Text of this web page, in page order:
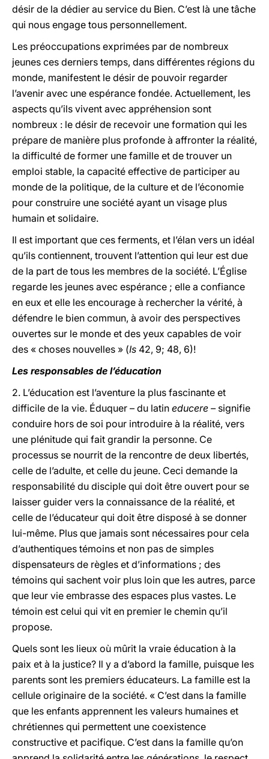
désir de la dédier au service du Bien. C’est là une tâche
qui nous engage tous personnellement.
Les préoccupations exprimées par de nombreux
jeunes ces derniers temps, dans différentes régions du
monde, manifestent le désir de pouvoir regarder
l’avenir avec une espérance fondée. Actuellement, les
aspects qu’ils vivent avec appréhension sont
nombreux : le désir de recevoir une formation qui les
prépare de manière plus profonde à affronter la réalité,
la difficulté de former une famille et de trouver un
emploi stable, la capacité effective de participer au
monde de la politique, de la culture et de l’économie
pour construire une société ayant un visage plus
humain et solidaire.
Il est important que ces ferments, et l’élan vers un idéal
qu’ils contiennent, trouvent l’attention qui leur est due
de la part de tous les membres de la société. L’Église
regarde les jeunes avec espérance ; elle a confiance
en eux et elle les encourage à rechercher la vérité, à
défendre le bien commun, à avoir des perspectives
ouvertes sur le monde et des yeux capables de voir
des « choses nouvelles » (Is 42, 9; 48, 6)!
Les responsables de l’éducation
2. L’éducation est l’aventure la plus fascinante et
difficile de la vie. Éduquer – du latin educere – signifie
conduire hors de soi pour introduire à la réalité, vers
une plénitude qui fait grandir la personne. Ce
processus se nourrit de la rencontre de deux libertés,
celle de l’adulte, et celle du jeune. Ceci demande la
responsabilité du disciple qui doit être ouvert pour se
laisser guider vers la connaissance de la réalité, et
celle de l’éducateur qui doit être disposé à se donner
lui-même. Plus que jamais sont nécessaires pour cela
d’authentiques témoins et non pas de simples
dispensateurs de règles et d’informations ; des
témoins qui sachent voir plus loin que les autres, parce
que leur vie embrasse des espaces plus vastes. Le
témoin est celui qui vit en premier le chemin qu’il
propose.
Quels sont les lieux où mûrit la vraie éducation à la
paix et à la justice? Il y a d’abord la famille, puisque les
parents sont les premiers éducateurs. La famille est la
cellule originaire de la société. « C’est dans la famille
que les enfants apprennent les valeurs humaines et
chrétiennes qui permettent une coexistence
constructive et pacifique. C’est dans la famille qu’on